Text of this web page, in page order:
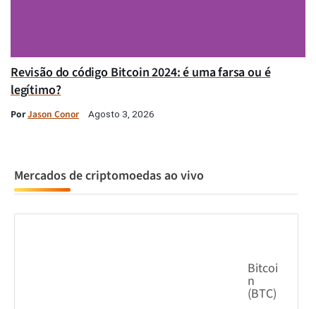
Revisão do código Bitcoin 2024: é uma farsa ou é
legítimo?
PorJason Conor Agosto 3, 2026
Mercados de criptomoedas ao vivo
Bitcoi
n
(BTC)